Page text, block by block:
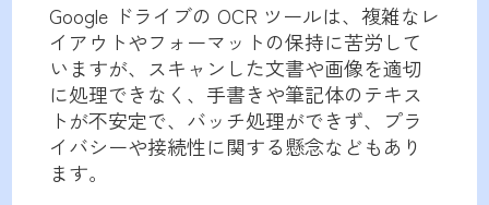
Google ドライブの OCR ツールは、複雑なレ
イアウトやフォーマットの保持に苦労して
いますが、スキャンした文書や画像を適切
に処理できなく、手書きや筆記体のテキス
トが不安定で、バッチ処理ができず、プラ
イバシーや接続性に関する懸念などもあり
ます。